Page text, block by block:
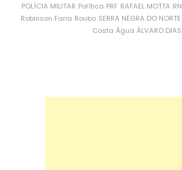
POLÍCIA MILITAR Política PRF RAFAEL MOTTA RN
Robinson Faria Roubo SERRA NEGRA DO NORTE
Costa Água ÁLVARO DIAS